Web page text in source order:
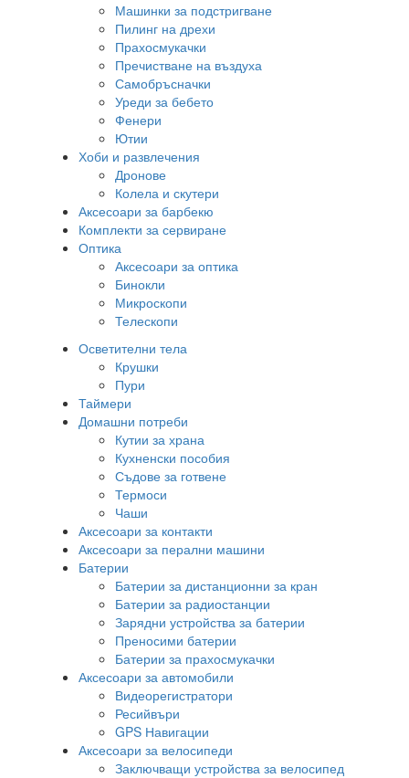
Машинки за подстригване
Пилинг на дрехи
Прахосмукачки
Пречистване на въздуха
Самобръсначки
Уреди за бебето
Фенери
Ютии
Хоби и развлечения
Дронове
Колела и скутери
Аксесоари за барбекю
Комплекти за сервиране
Оптика
Аксесоари за оптика
Бинокли
Микроскопи
Телескопи
Осветителни тела
Крушки
Пури
Таймери
Домашни потреби
Кутии за храна
Кухненски пособия
Съдове за готвене
Термоси
Чаши
Аксесоари за контакти
Аксесоари за перални машини
Батерии
Батерии за дистанционни за кран
Батерии за радиостанции
Зарядни устройства за батерии
Преносими батерии
Батерии за прахосмукачки
Аксесоари за автомобили
Видеорегистратори
Ресийвъри
GPS Навигации
Аксесоари за велосипеди
Заключващи устройства за велосипед